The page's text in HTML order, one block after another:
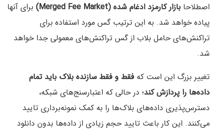
اصطلاحا بازار کارمزد ادغام شده (Merged Fee Market)
برای آنها
پیاده خواهد شد. به این ترتیب گس مورد استفاده برای
تراکنش‌های حامل بلاب از گس تراکنش‌های معمولی جدا خواهد
شد.
تغییر بزرگ این است که فقط و فقط سازنده بلاک باید تمام
داده‌ها را پردازش کند؛ در حالی که اعتبارسنج‌های شبکه،
دسترس‌پذیری داده‌های بلاک‌ها را به کمک نمونه‌برداری تایید
می‌کنند. این کار باعث تایید حجم زیادی از داده‌ها بدون دانلود